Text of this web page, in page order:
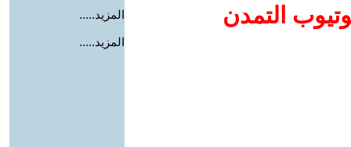
التمدن
المزيد.....
المزيد.....